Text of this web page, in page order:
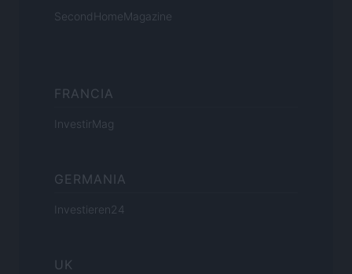
SecondHomeMagazine
FRANCIA
InvestirMag
GERMANIA
Investieren24
UK